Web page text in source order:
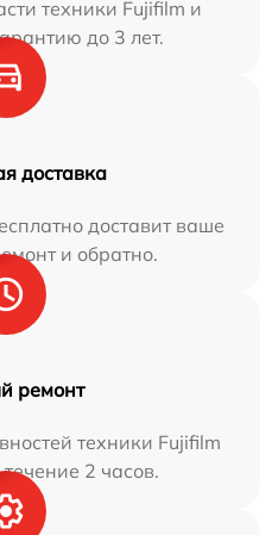
техники Fujifilm и
до 3 лет.
доставка
доставит ваше
и обратно.
ремонт
техники Fujifilm
2 часов.